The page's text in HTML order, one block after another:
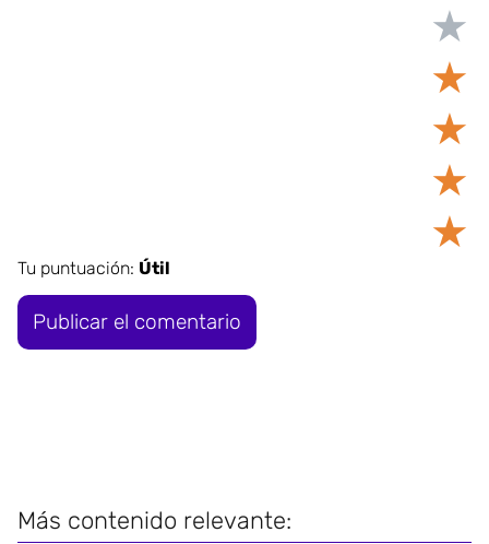
★
★
★
★
★
Tu puntuación: Útil
Más contenido relevante: